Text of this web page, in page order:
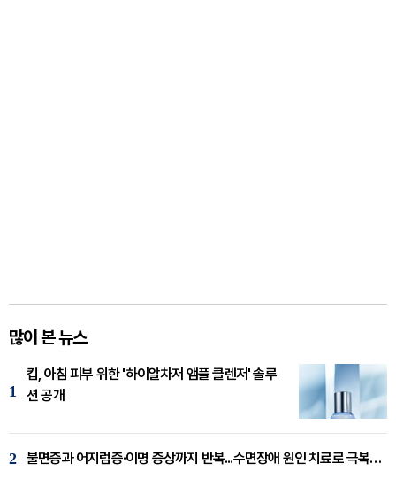
많이 본 뉴스
1
킵, 아침 피부 위한 '하이알차저 앰플 클렌저' 솔루
션 공개
2 불면증과 어지럼증·이명 증상까지 반복...수면장애 원인 치료로 극복해야